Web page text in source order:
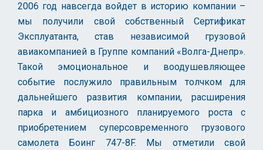
2006 год навсегда войдет в историю компании –
мы получили свой собственный Сертификат
Эксплуатанта, став независимой грузовой
авиакомпанией в Группе компаний «Волга-Днепр».
Такой эмоциональное и воодушевляющее
событие послужило правильным толчком для
дальнейшего развития компании, расширения
парка и амбициозного планируемого роста с
приобретением суперсовременного грузового
самолета Боинг 747-8F. Мы отметили свой